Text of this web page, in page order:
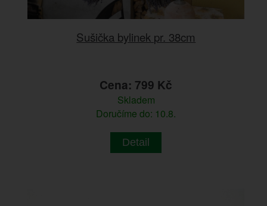
Sušička bylinek pr. 38cm
Cena: 799 Kč
Skladem
Doručíme do: 10.8.
Detail